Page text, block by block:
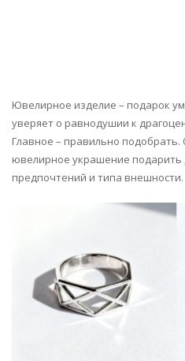
Ювелирное изделие – подарок
уверяет о равнодушии к
Главное – правильно подобрать.
ювелирное украшение подарить
предпочтений и типа внешности.